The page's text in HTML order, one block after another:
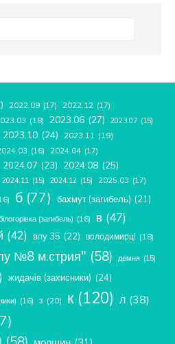
2022.09 (17) 2022.12 (17)
(18) 2023.06 (27) 2023.07 (15)
2023.10 (24) 2023.11 (19)
(16) 2024.04 (17)
2024.07 (23) 2024.08 (25)
2024.11 (15) 2024.12 (15) 2025.03 (17)
б (77) бахмут (загибель) (21)
(загибель) (16) в (47)
(42) впу 35 (22) володимирці (18)
№8 м.стрия" (58) демня (15)
жидачів (захисники) (24)
(16) з (20) к (120) л (38)